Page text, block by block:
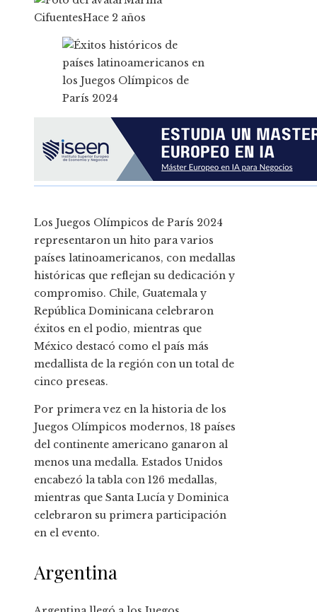
CifuentesHace 2 años
Los Juegos Olímpicos de París 2024
representaron un hito para varios
países latinoamericanos, con medallas
históricas que reflejan su dedicación y
compromiso. Chile, Guatemala y
República Dominicana celebraron
éxitos en el podio, mientras que
México destacó como el país más
medallista de la región con un total de
cinco preseas.
Por primera vez en la historia de los
Juegos Olímpicos modernos, 18 países
del continente americano ganaron al
menos una medalla. Estados Unidos
encabezó la tabla con 126 medallas,
mientras que Santa Lucía y Dominica
celebraron su primera participación
en el evento.
Argentina